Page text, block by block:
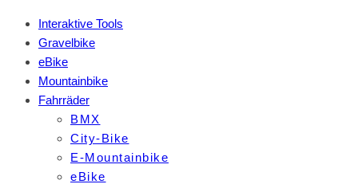
Interaktive Tools
Gravelbike
eBike
Mountainbike
Fahrräder
BMX
City-Bike
E-Mountainbike
eBike